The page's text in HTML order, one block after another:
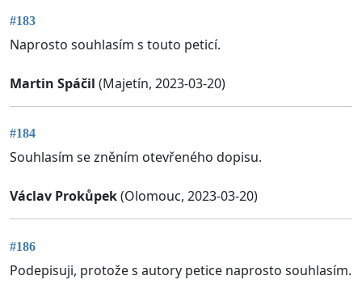
#183
Naprosto souhlasím s touto peticí.
Martin Spáčil (Majetín, 2023-03-20)
#184
Souhlasím se zněním otevřeného dopisu.
Václav Prokůpek(Olomouc, 2023-03-20)
#186
Podepisuji, protože s autory petice naprosto souhlasím.